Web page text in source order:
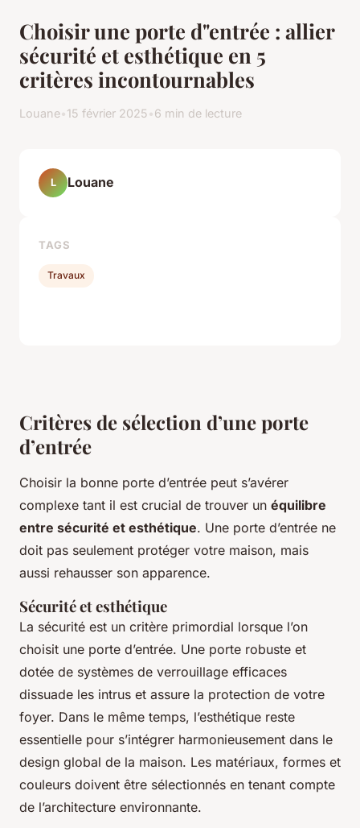
Choisir une porte d"entrée : allier
sécurité et esthétique en 5
critères incontournables
Louane•15 février 2025•6 min de lecture
Critères de sélection d’une porte
d’entrée
Choisir la bonne porte d’entrée peut s’avérer
complexe tant il est crucial de trouver un équilibre
entre sécurité et esthétique. Une porte d’entrée ne
doit pas seulement protéger votre maison, mais
aussi rehausser son apparence.
Sécurité et esthétique
La sécurité est un critère primordial lorsque l’on
choisit une porte d’entrée. Une porte robuste et
dotée de systèmes de verrouillage efficaces
dissuade les intrus et assure la protection de votre
foyer. Dans le même temps, l’esthétique reste
essentielle pour s’intégrer harmonieusement dans le
design global de la maison. Les matériaux, formes et
couleurs doivent être sélectionnés en tenant compte
de l’architecture environnante.
L Louane
TAGS
Travaux